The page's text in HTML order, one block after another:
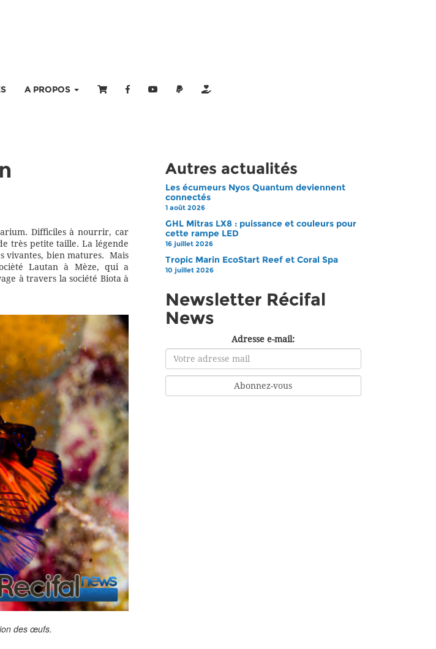
A PROPOS
Difficiles à nourrir, car
très petite taille. La légende
vivantes, bien matures. Mais
Lautan à Mèze, qui a
à travers la société Biota à
des œufs.
Autres actualités
Les écumeurs Nyos Quantum deviennent
connectés
1 août 2026
GHL Mitras LX8 : puissance et couleurs pour
cette rampe LED
16 juillet 2026
Tropic Marin EcoStart Reef et Coral Spa
10 juillet 2026
Newsletter Récifal
News
Adresse e-mail: